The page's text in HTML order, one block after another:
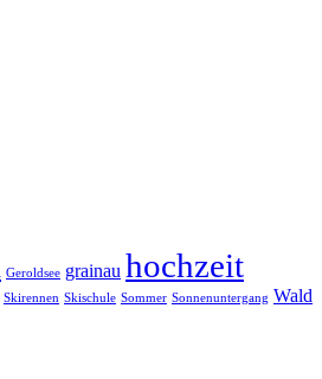
Geroldsee grainau hochzeit
Skirennen Skischule Sommer Sonnenuntergang Wald